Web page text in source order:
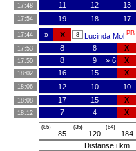
17:48 11 12 13
17:54 19 18 17
17:44 » X 8 Lucinda Mol PB
17:53 8 8 X
17:50 8 9 » 6 X
18:02 16 15 X
18:06 12 10 10
18:08 17 15 X
18:12 7 4 X
(85)
85
(35)
120
(64)
184
Distanse i km